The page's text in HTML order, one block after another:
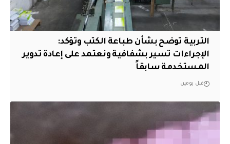
التربية توضح بشأن طباعة الكتب وتؤكد:
الإجراءات تسير بشفافية ونعتمد على إعادة تدوير
المستخدمة سابقاً
قبل يومين